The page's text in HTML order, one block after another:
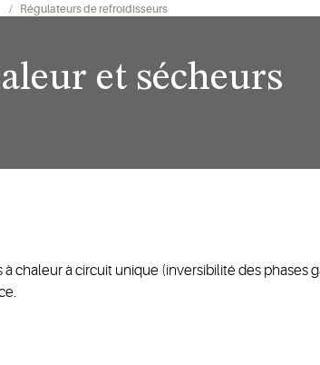
Régulateurs de refroidisseurs
et sécheurs
chaleur à circuit unique (inversibilité des phases